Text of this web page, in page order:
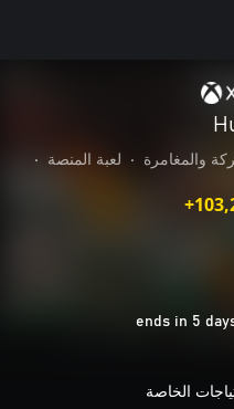
والمغامرة • لعبة المنصة
•